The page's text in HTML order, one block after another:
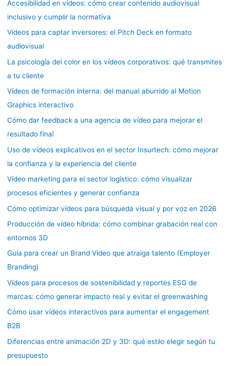
Accesibilidad en vídeos: cómo crear contenido audiovisual
inclusivo y cumplir la normativa
Vídeos para captar inversores: el Pitch Deck en formato
audiovisual
La psicología del color en los vídeos corporativos: qué transmites
a tu cliente
Vídeos de formación interna: del manual aburrido al Motion
Graphics interactivo
Cómo dar feedback a una agencia de vídeo para mejorar el
resultado final
Uso de vídeos explicativos en el sector Insurtech: cómo mejorar
la confianza y la experiencia del cliente
Vídeo marketing para el sector logístico: cómo visualizar
procesos eficientes y generar confianza
Cómo optimizar vídeos para búsqueda visual y por voz en 2026
Producción de vídeo híbrida: cómo combinar grabación real con
entornos 3D
Guía para crear un Brand Video que atraiga talento (Employer
Branding)
Vídeos para procesos de sostenibilidad y reportes ESG de
marcas: cómo generar impacto real y evitar el greenwashing
Cómo usar vídeos interactivos para aumentar el engagement
B2B
Diferencias entre animación 2D y 3D: qué estilo elegir según tu
presupuesto